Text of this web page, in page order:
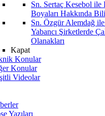
Sn. Sertaç Kesebol ile
Boyaları Hakkında
Sn. Özgür Alemdağ
Yabancı Şirketlerde
Olanakları
Kapat
Konular
Konular
Videolar
Yazıları